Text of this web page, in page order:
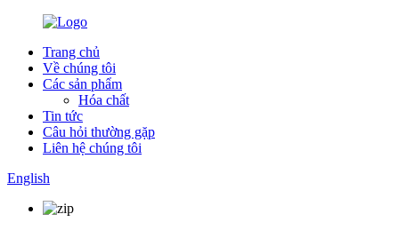
Trang chủ
Về chúng tôi
Các sản phẩm
Hóa chất
Tin tức
Câu hỏi thường gặp
Liên hệ chúng tôi
English